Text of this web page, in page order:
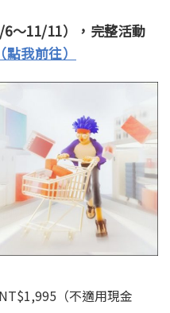
～11/11），完整活動
我前往）
（不適用現金